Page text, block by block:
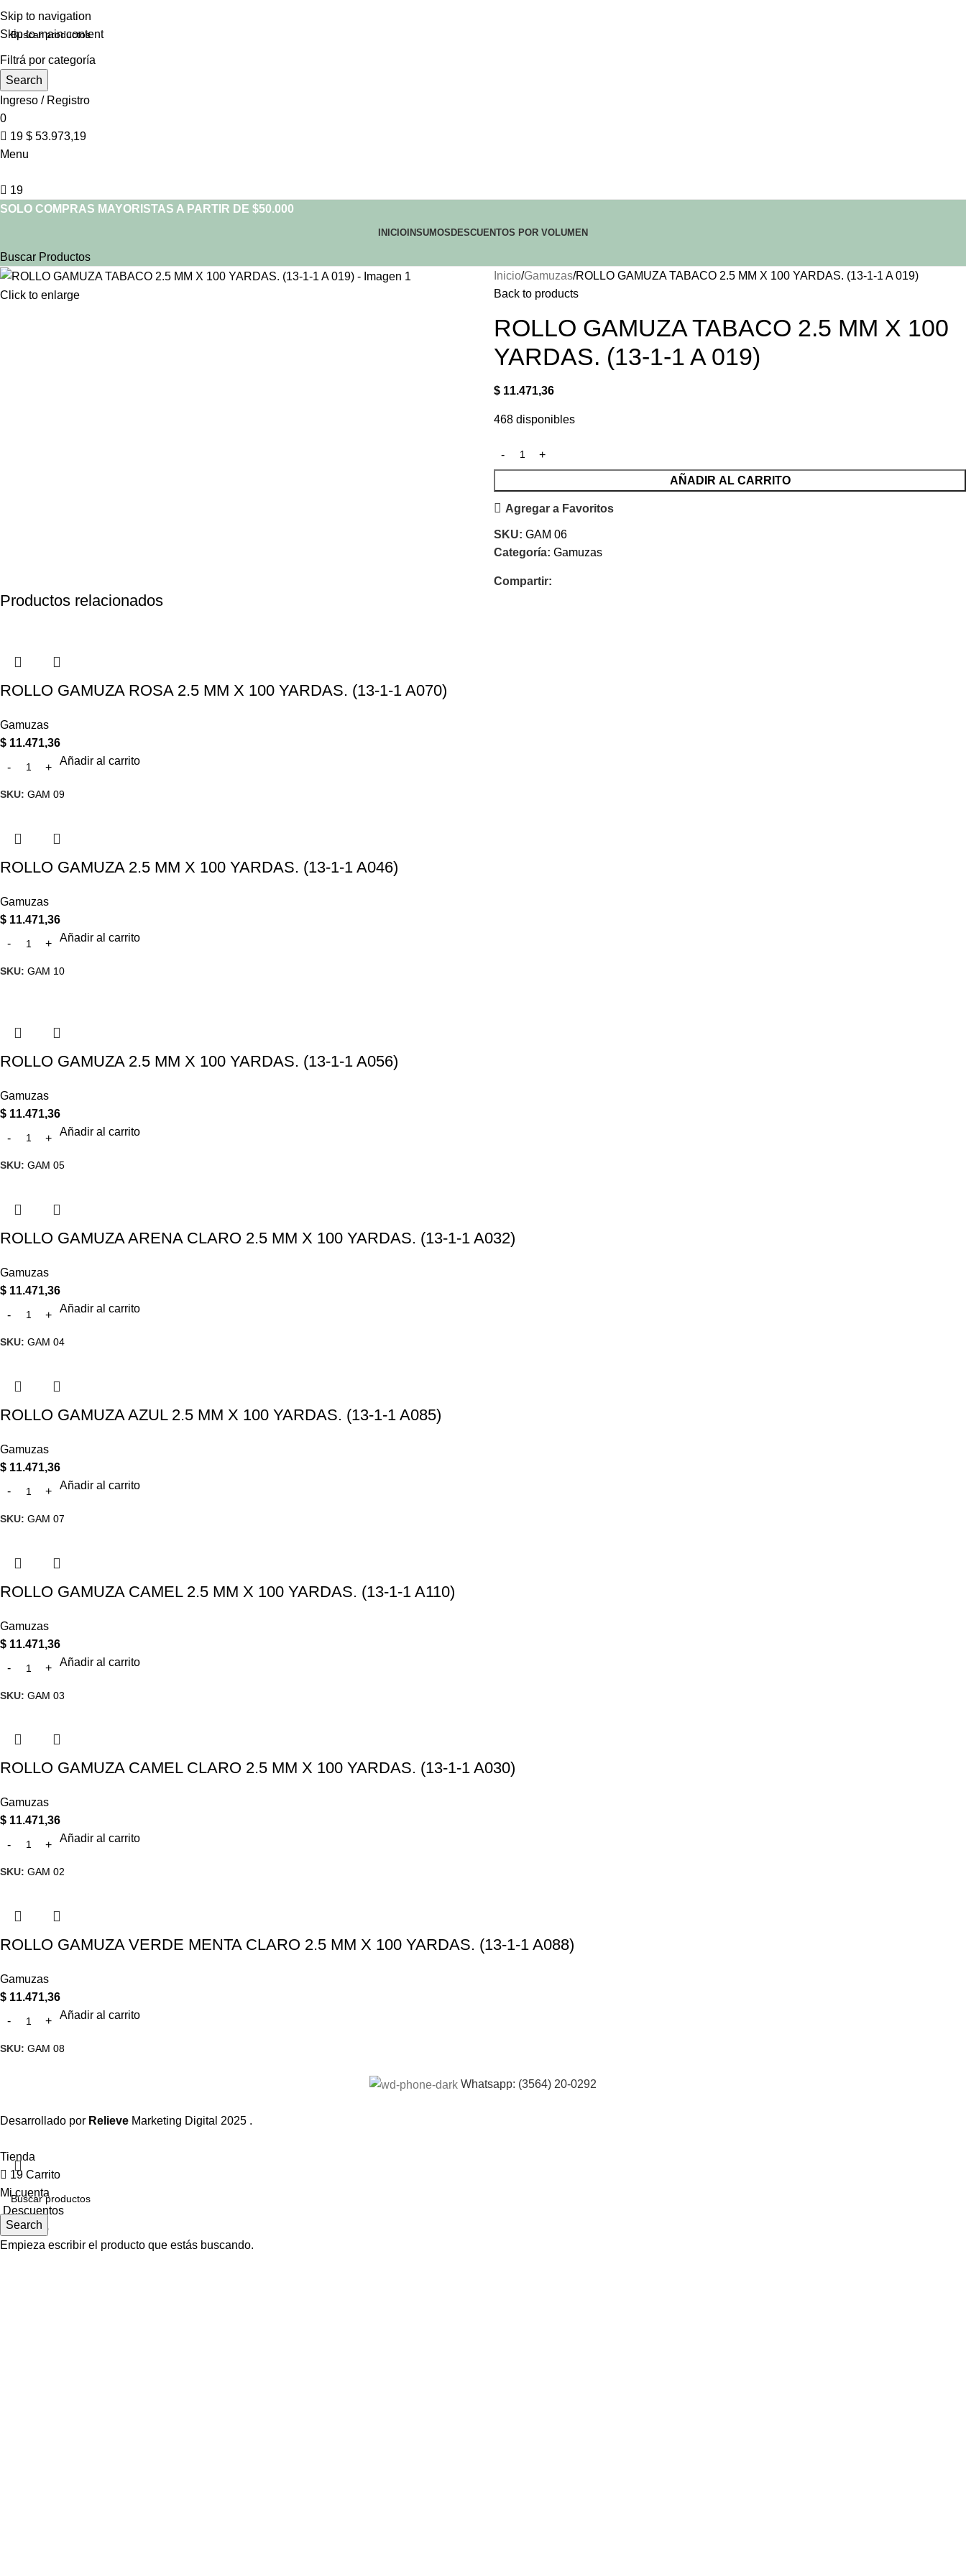
Skip to navigation
Skip to main content
Filtrá por categoría
Search
Ingreso / Registro
0
19 $ 53.973,19
Menu
19
SOLO COMPRAS MAYORISTAS A PARTIR DE $50.000
INICIO INSUMOS DESCUENTOS POR VOLUMEN
Buscar Productos
Click to enlarge
Inicio Gamuzas ROLLO GAMUZA TABACO 2.5 MM X 100 YARDAS. (13-1-1 A 019)
Back to products
ROLLO GAMUZA TABACO 2.5 MM X 100
YARDAS. (13-1-1 A 019)
$ 11.471,36
468 disponibles
AÑADIR AL CARRITO
Agregar a Favoritos
SKU: GAM 06
Categoría: Gamuzas
Compartir:
Productos relacionados
ROLLO GAMUZA ROSA 2.5 MM X 100 YARDAS. (13-1-1 A070)
Gamuzas
$ 11.471,36
Añadir al carrito
SKU: GAM 09
ROLLO GAMUZA 2.5 MM X 100 YARDAS. (13-1-1 A046)
Gamuzas
$ 11.471,36
Añadir al carrito
SKU: GAM 10
ROLLO GAMUZA 2.5 MM X 100 YARDAS. (13-1-1 A056)
Gamuzas
$ 11.471,36
Añadir al carrito
SKU: GAM 05
ROLLO GAMUZA ARENA CLARO 2.5 MM X 100 YARDAS. (13-1-1 A032)
Gamuzas
$ 11.471,36
Añadir al carrito
SKU: GAM 04
ROLLO GAMUZA AZUL 2.5 MM X 100 YARDAS. (13-1-1 A085)
Gamuzas
$ 11.471,36
Añadir al carrito
SKU: GAM 07
ROLLO GAMUZA CAMEL 2.5 MM X 100 YARDAS. (13-1-1 A110)
Gamuzas
$ 11.471,36
Añadir al carrito
SKU: GAM 03
ROLLO GAMUZA CAMEL CLARO 2.5 MM X 100 YARDAS. (13-1-1 A030)
Gamuzas
$ 11.471,36
Añadir al carrito
SKU: GAM 02
ROLLO GAMUZA VERDE MENTA CLARO 2.5 MM X 100 YARDAS. (13-1-1 A088)
Gamuzas
$ 11.471,36
Añadir al carrito
SKU: GAM 08
Whatsapp: (3564) 20-0292
Desarrollado por Relieve Marketing Digital 2025 .
Search
Empieza escribir el producto que estás buscando.
Tienda
19 Carrito
Mi cuenta
Descuentos
Contacto